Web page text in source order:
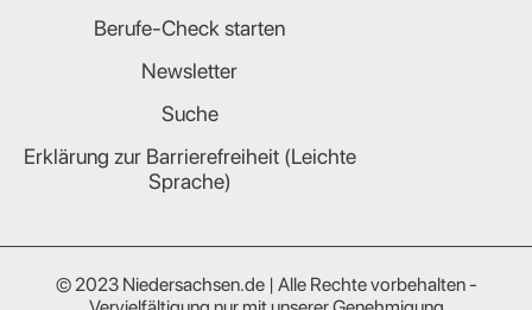
Berufe-Check starten
Newsletter
Suche
Erklärung zur Barrierefreiheit (Leichte
Sprache)
© 2023 Niedersachsen.de | Alle Rechte vorbehalten -